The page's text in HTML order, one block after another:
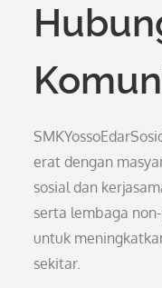
erat dengan
sosial dan
serta lembaga
untuk
sekitar.